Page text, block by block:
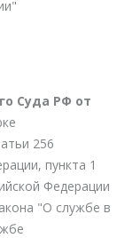
Суда РФ от
256
пункта 1
Федерации
"О службе в